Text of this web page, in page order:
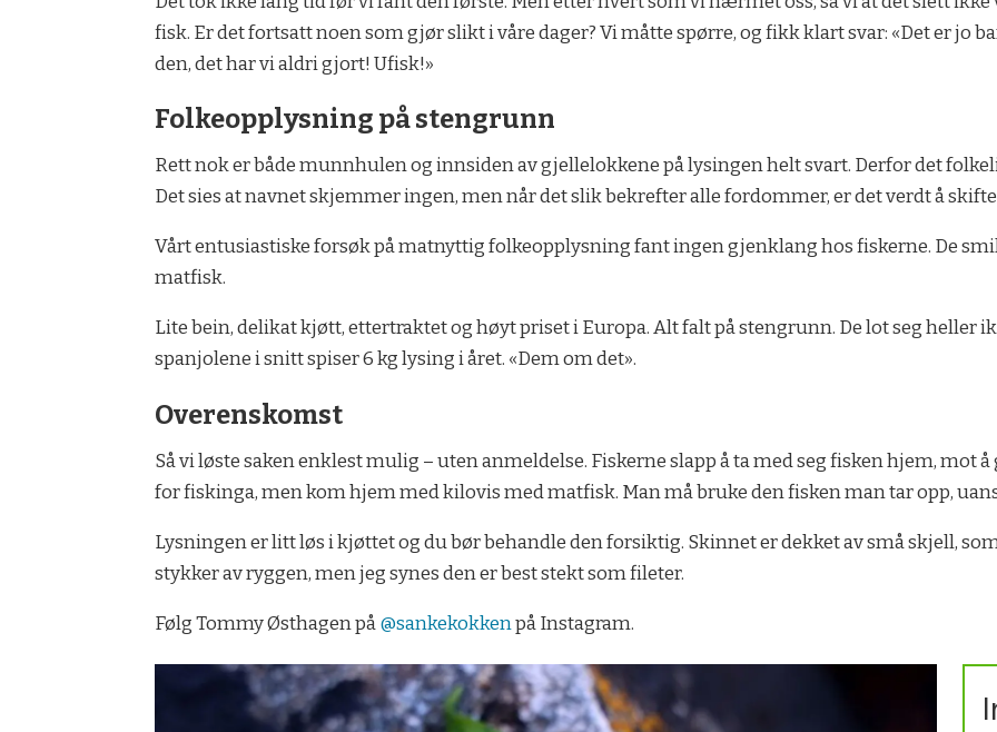
fisk. Er det fortsatt noen som gjør slikt i våre dager? Vi måtte spørre, og fikk klart svar: «Det er jo
den, det har vi aldri gjort! Ufisk!»
Folkeopplysning på stengrunn
Rett nok er både munnhulen og innsiden av gjellelokkene på lysingen helt svart. Derfor det
Det sies at navnet skjemmer ingen, men når det slik bekrefter alle fordommer, er det verdt å
Vårt entusiastiske forsøk på matnyttig folkeopplysning fant ingen gjenklang hos fiskerne. De
matfisk.
Lite bein, delikat kjøtt, ettertraktet og høyt priset i Europa. Alt falt på stengrunn. De lot seg heller
spanjolene i snitt spiser 6 kg lysing i året. «Dem om det».
Overenskomst
Så vi løste saken enklest mulig – uten anmeldelse. Fiskerne slapp å ta med seg fisken hjem, mot
for fiskinga, men kom hjem med kilovis med matfisk. Man må bruke den fisken man tar opp,
Lysningen er litt løs i kjøttet og du bør behandle den forsiktig. Skinnet er dekket av små skjell,
stykker av ryggen, men jeg synes den er best stekt som fileter.
Følg Tommy Østhagen på@sankekokkenpå Instagram.